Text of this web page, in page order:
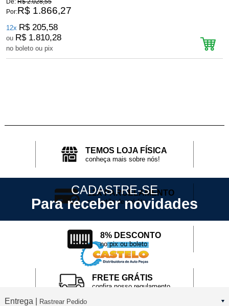
Por:R$ 1.866,27
12x R$ 205,58
ou R$ 1.810,28
no boleto ou pix
TEMOS LOJA FÍSICA
conheça mais sobre nós!
12X PARCELAMENTO
no cartão de crédito
8% DESCONTO
no pix ou boleto
FRETE GRÁTIS
confira nosso regulamento
CADASTRE-SE
Para receber novidades
Entrega | Rastrear Pedido